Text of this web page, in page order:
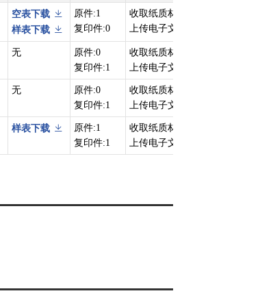
空表下载
样表下载
原件:1
复印件:0
收取纸质材料、
上传电子文件
无
原件:0
复印件:1
收取纸质材料、
上传电子文件
无
原件:0
复印件:1
收取纸质材料、
上传电子文件
样表下载
原件:1
复印件:1
收取纸质材料、
上传电子文件